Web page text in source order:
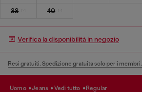
38
40
Verifica la disponibilità in negozio
Resi gratuiti. Spedizione gratuita solo per i membri.
uomo jeans vedi tutto regular